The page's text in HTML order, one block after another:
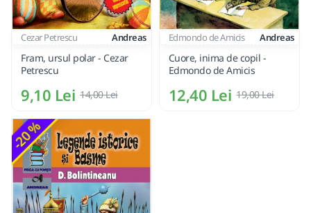
Cezar Petrescu Andreas
Fram, ursul polar - Cezar
Petrescu
9,10 Lei 14,00 Lei
Edmondo de Amicis Andreas
Cuore, inima de copil -
Edmondo de Amicis
12,40 Lei 19,00 Lei
-20 %